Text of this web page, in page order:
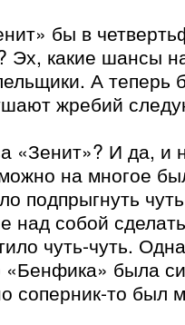
бы в
какие шансы
А теперь
жребий
«Зенит»? И да, и
на многое
подпрыгнуть
над собой
чуть-чуть.
«Бенфика» была
соперник-то был